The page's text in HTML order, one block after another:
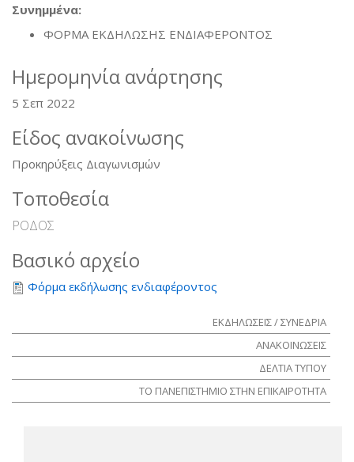
Συνημμένα:
ΦΟΡΜΑ ΕΚΔΗΛΩΣΗΣ ΕΝΔΙΑΦΕΡΟΝΤΟΣ
Ημερομηνία ανάρτησης
5 Σεπ 2022
Είδος ανακοίνωσης
Προκηρύξεις Διαγωνισμών
Τοποθεσία
ΡΟΔΟΣ
Βασικό αρχείο
Φόρμα εκδήλωσης ενδιαφέροντος
ΕΚΔΗΛΩΣΕΙΣ / ΣΥΝΕΔΡΙΑ
ΑΝΑΚΟΙΝΩΣΕΙΣ
ΔΕΛΤΙΑ ΤΥΠΟΥ
ΤΟ ΠΑΝΕΠΙΣΤΗΜΙΟ ΣΤΗΝ ΕΠΙΚΑΙΡΟΤΗΤΑ